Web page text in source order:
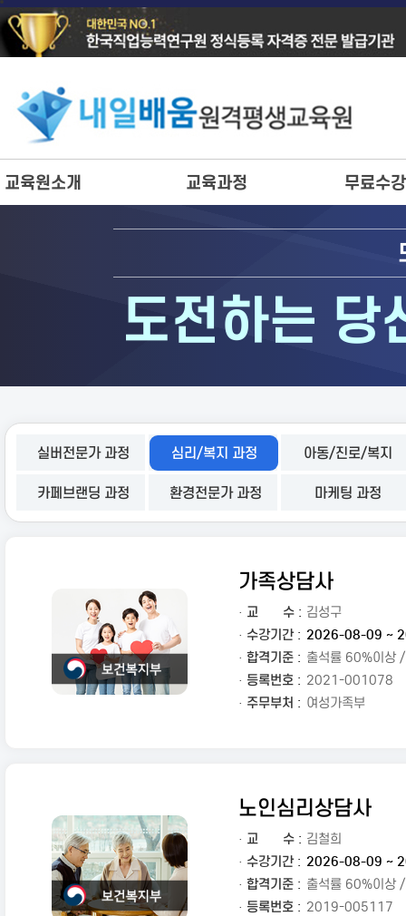
교육원소개 교육과정 무료수
도전하는 당
실버전문가 과정 심리/복지 과정 아동/진로/복지
카페브랜딩 과정 환경전문가 과정 마케팅 과정
가족상담사
· 교 수 : 김성구
· 수강기간 : 2026-08-09 ~
· 합격기준 : 출석률 60%이상
· 등록번호 : 2021-001078
· 주무부처 : 여성가족부
노인심리상담사
· 교 수 : 김철희
· 수강기간 : 2026-08-09 ~
· 합격기준 : 출석률 60%이상
· 등록번호 : 2019-005117